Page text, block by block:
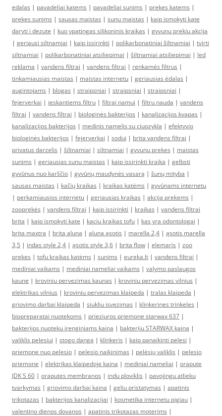
edalas | pavadeliai katems | pavadeliai sunims | prekes katems |
prekes sunims | sausas maistas | sunu maistas | kaip ismokyti kate
daryti i dezute | kuo ypatingas silikoninis kraikas | gyvunu prekiu akcija
| geriausi siltnamiai | kaip issirinkti | polikarbonatiniai šiltnamiai | tvirti
siltnamiai | polikarbonatiniai atsiliepimai | šiltnamiai atsiliepimai | led
reklama | vandens filtrai | vandens filtrai | renkamės filtrus |
tinkamiausias maistas | maistas internetu | geriausias ėdalas |
augintojams | blogas | straipsniai | straipsniai | straipsniai |
fejerverkai | ieskantiems filtru | filtrai namui | filtru nauda | vandens
filtrai | vandens filtrai | biologinės bakterijos | kanalizacijos kvapas |
kanalizacijos bakterijos | medinis namelis su ciuozykla | efektyvio
biologinės bakterijos | fejerverkai | sodui | brita vandens filtrai |
privatus darzelis | šiltnamiai | siltnamiai | gyvunu prekes | maistas
sunims | geriausias sunu maistas | kaip issirinkti kraika | gelbsti
gyvūnus nuo karščio | gyvūnų maudynės vasarą | šunų mityba |
sausas maistas | kačių kraikas | kraikas katėms | gyvūnams internetu
| perkamiausios internetu | geriausias kraikas | akcija prekems |
zooprekės | vandens filtrai | kaip issirinkti | kraikas | vandens filtrai
brita | kaip ismokyti kate | kaciu kraikas tofu | kas yra odontologai |
brita maxtra | brita aluna | aluna ąsotis | marella 2,4 | ąsotis marella
3,5 | indas style 2,4 | ąsotis style 3,6 | brita flow | elemaris | zoo
prekes | tofu kraikas katėms | sunims | eureka.lt | vandens filtrai |
mediniai vaikams | mediniai nameliai vaikams | valymo paslaugos
kaune | kroviniu pervezimas kaunas | kroviniu pervezimas vilnius |
elektrikas vilnius | kroviniu pervezimas klaipeda | tralas klaipeda |
griovimo darbai klaipeda | siukliu isvezimas | klinkerines trinkeles |
biopreparatai nuotekoms | prieziuros priemone starwax 637 |
bakterijos nuoteku irenginiams kaina | bakteriju STARWAX kaina |
valiklis pelesiui | stogo danga | klinkeris | kaip panaikinti pelesi |
priemone nuo pelesio | pelesio naikinimas | pelėsių valiklis | pelesio
priemone | elektrikas klaipedoje kaina | mediniai nameliai | orapute
JDK S 60 | oraputes membranos | indu ploviklis | pavojingu atlieku
tvarkymas | griovimo darbai kaina | geliu pristatymas | apatinis
trikotazas | bakterijos kanalizacijai | kosmetika internetu pigiau |
valentino dienos dovanos | apatinis trikotazas moterims |